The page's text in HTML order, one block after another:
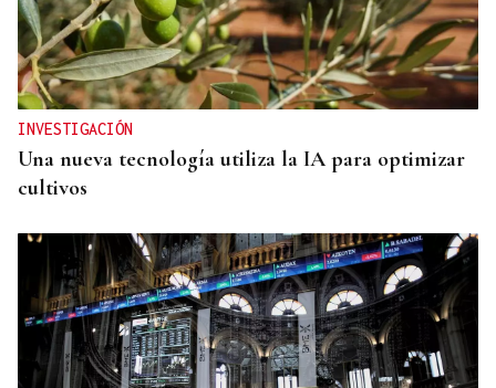
INVESTIGACIÓN
Una nueva tecnología utiliza la IA para optimizar
cultivos